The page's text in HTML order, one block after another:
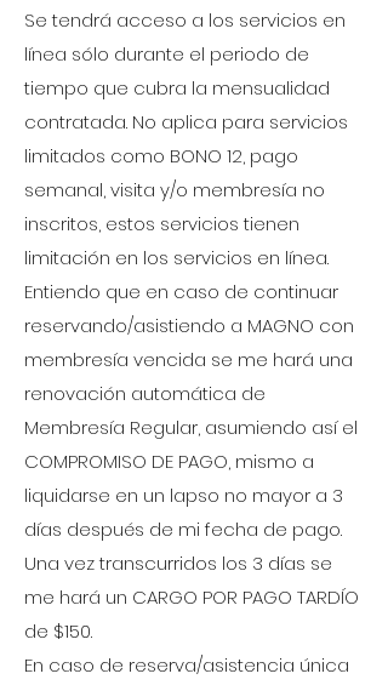
Se tendrá acceso a los servicios en
línea sólo durante el periodo de
tiempo que cubra la mensualidad
contratada. No aplica para servicios
limitados como BONO 12, pago
semanal, visita y/o membresía no
inscritos, estos servicios tienen
limitación en los servicios en línea.
Entiendo que en caso de continuar
reservando/asistiendo a MAGNO con
membresía vencida se me hará una
renovación automática de
Membresía Regular, asumiendo así el
COMPROMISO DE PAGO, mismo a
liquidarse en un lapso no mayor a 3
días después de mi fecha de pago.
Una vez transcurridos los 3 días se
me hará un CARGO POR PAGO TARDÍO
de $150.
En caso de reserva/asistencia única